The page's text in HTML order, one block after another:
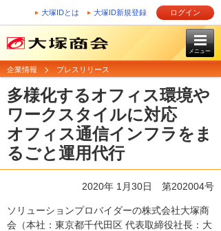
大塚IDとは 大塚ID新規登録 ログイン
メニュー
企業情報 プレスリリース
多様化するオフィス環境や
ワークスタイルに対応
オフィス通信インフラをま
るごと運用代行
2020年 1月30日 第202004号
ソリューションプロバイダーの株式会社大塚商
会（本社：東京都千代田区 代表取締役社長：大